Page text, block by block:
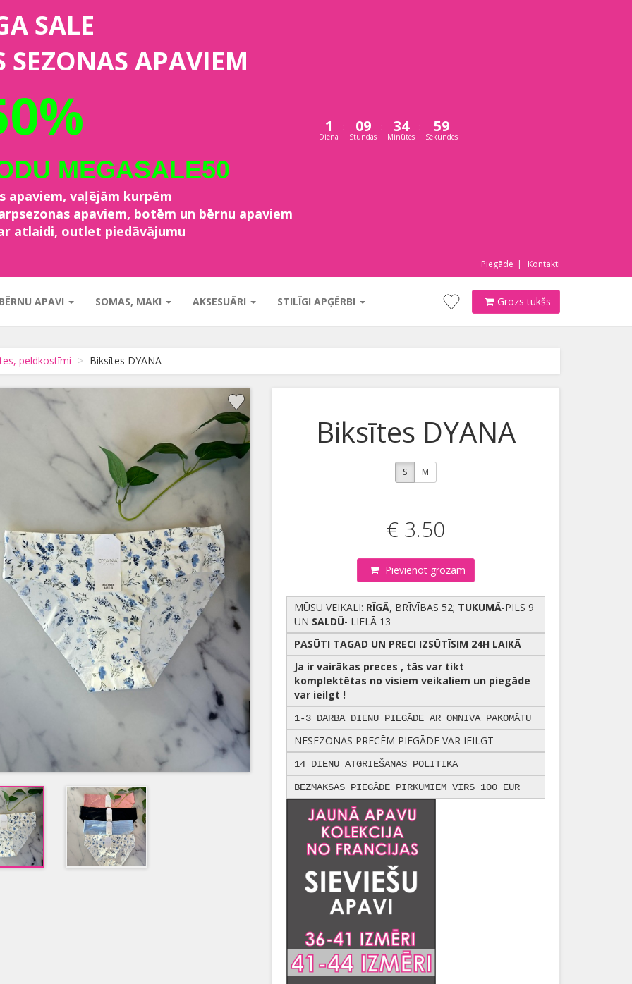
SALE
SEZONAS APAVIEM
MEGASALE50
apaviem, vaļējām kurpēm
apaviem, botēm un bērnu apaviem
atlaidi, outlet piedāvājumu
1
Diena
: 09
Stundas
: 34
Minūtes
: 58
Sekundes
Piegāde Kontakti
BĒRNU APAVI SOMAS, MAKI AKSESUĀRI STILĪGI APĢĒRBI Grozs tukšs
peldkostīmi Biksītes DYANA
Biksītes DYANA
S M
€ 3.50
Pievienot grozam
MŪSU VEIKALI: RĪGĀ, BRĪVĪBAS 52; TUKUMĀ-PILS 9
UN SALDŪ- LIELĀ 13
PASŪTI TAGAD UN PRECI IZSŪTĪSIM 24H LAIKĀ
Ja ir vairākas preces , tās var tikt
komplektētas no visiem veikaliem un piegāde
var ieilgt !
1-3 DARBA DIENU PIEGĀDE AR OMNIVA PAKOMĀTU
NESEZONAS PRECĒM PIEGĀDE VAR IEILGT
14 DIENU ATGRIEŠANAS POLITIKA
BEZMAKSAS PIEGĀDE PIRKUMIEM VIRS 100 EUR